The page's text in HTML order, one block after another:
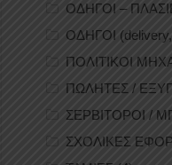
ΟΔΗΓΟΙ –
ΟΔΗΓΟΙ
ΠΟΛΙΤΙΚΟΙ
ΠΩΛΗΤΕΣ /
ΣΕΡΒΙΤΟΡΟΙ /
ΣΧΟΛΙΚΕΣ